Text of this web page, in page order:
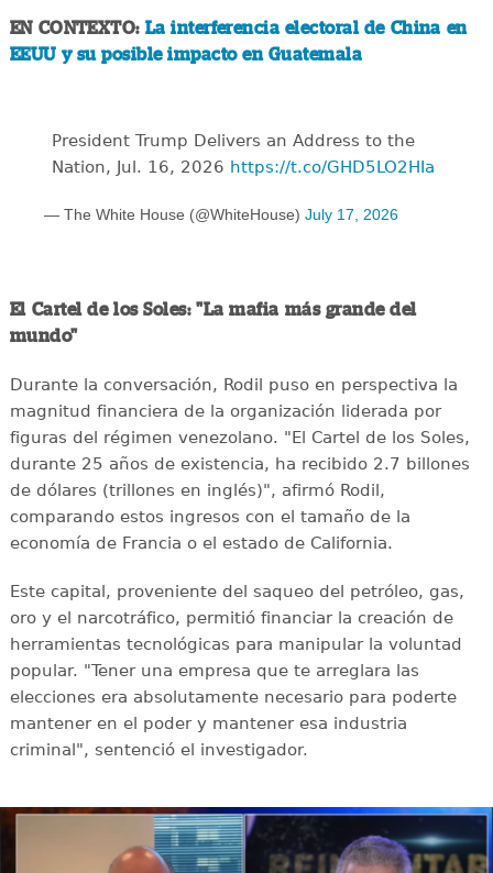
EN CONTEXTO:La interferencia electoral de China en
EEUU y su posible impacto en Guatemala
President Trump Delivers an Address to the
Nation, Jul. 16, 2026 https://t.co/GHD5LO2HIa
— The White House (@WhiteHouse) July 17, 2026
El Cartel de los Soles: "La mafia más grande del
mundo"
Durante la conversación, Rodil puso en perspectiva la
magnitud financiera de la organización liderada por
figuras del régimen venezolano. "El Cartel de los Soles,
durante 25 años de existencia, ha recibido 2.7 billones
de dólares (trillones en inglés)", afirmó Rodil,
comparando estos ingresos con el tamaño de la
economía de Francia o el estado de California.
Este capital, proveniente del saqueo del petróleo, gas,
oro y el narcotráfico, permitió financiar la creación de
herramientas tecnológicas para manipular la voluntad
popular. "Tener una empresa que te arreglara las
elecciones era absolutamente necesario para poderte
mantener en el poder y mantener esa industria
criminal", sentenció el investigador.